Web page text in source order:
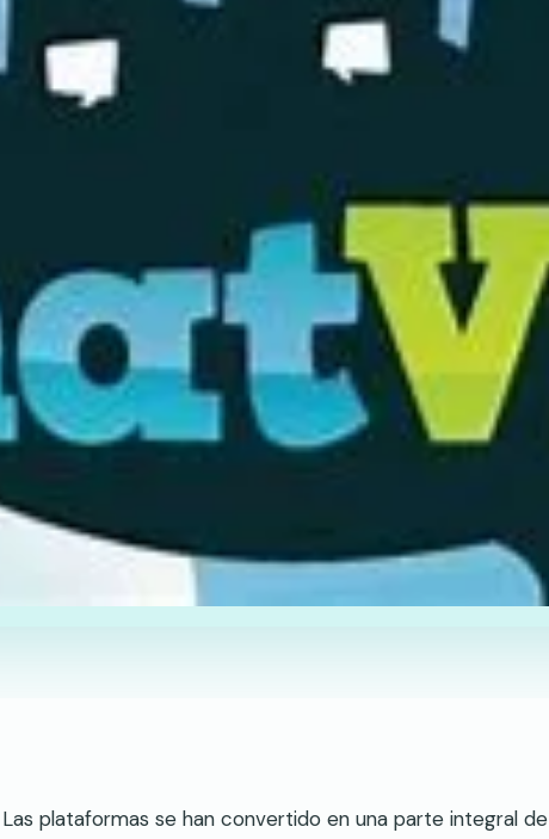
Las plataformas se han convertido en una parte integral de